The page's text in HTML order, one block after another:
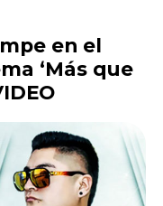
en el
‘Más que